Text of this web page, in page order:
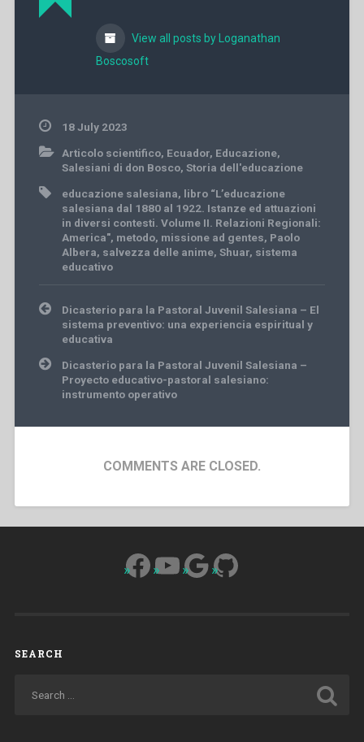
View all posts by Loganathan
Boscosoft
18 July 2023
Articolo scientifico, Ecuador, Educazione,
Salesiani di don Bosco, Storia dell'educazione
educazione salesiana, libro “L’educazione
salesiana dal 1880 al 1922. Istanze ed attuazioni
in diversi contesti. Volume II. Relazioni Regionali:
America", metodo, missione ad gentes, Paolo
Albera, salvezza delle anime, Shuar, sistema
educativo
Post
navigation
Dicasterio para la Pastoral Juvenil Salesiana – El
sistema preventivo: una experiencia espiritual y
educativa
Dicasterio para la Pastoral Juvenil Salesiana –
Proyecto educativo-pastoral salesiano:
instrumento operativo
COMMENTS ARE CLOSED.
Facebook
YouTube
Google
GitHub
SEARCH